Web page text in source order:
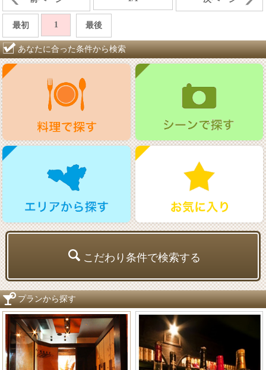
最初 1 最後
あなたに合った条件から検索
こだわり条件で検索する
プランから探す